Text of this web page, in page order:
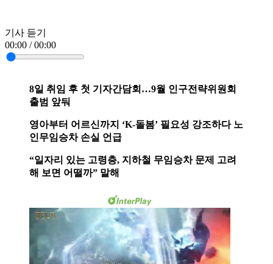
기사 듣기
00:00 / 00:00
8일 취임 후 첫 기자간담회…9월 인구전략위원회
출범 앞둬
영아부터 어르신까지 ‘K-돌봄’ 필요성 강조하다 노
인무임승차 손실 언급
“일자리 있는 고령층, 지하철 무임승차 문제 고려
해 보면 어떨까” 말해